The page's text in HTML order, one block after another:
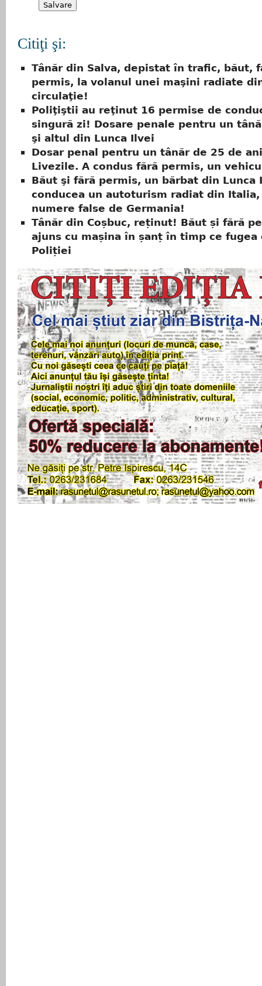
Citiţi şi:
Tânăr din Salva, depistat în trafic, băut,
permis, la volanul unei maşini radiate
circulaţie!
Poliţiştii au reţinut 16 permise de
singură zi! Dosare penale pentru un
şi altul din Lunca Ilvei
Dosar penal pentru un tânăr de 25 de
Livezile. A condus fără permis, un
Băut şi fără permis, un bărbat din Lunca
conducea un autoturism radiat din Italia,
numere false de Germania!
Tânăr din Coșbuc, reținut! Băut și fără
ajuns cu mașina în șanț în timp ce fugea
Poliției